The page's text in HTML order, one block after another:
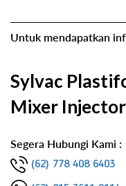
Untuk mendapatkan
Sylvac
Mixer
Segera Hubungi Kami :
(62) 778 408 6403